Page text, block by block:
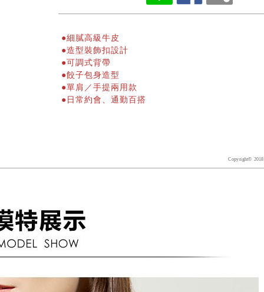
●細膩高級牛皮
●造型裝飾扣設計
●可調式背帶
●餃子包身造型
●單肩／手提兩用款
●日常約會、通勤百搭
Copyright©